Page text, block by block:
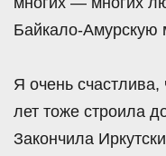
Байкало-Амурскую
Я очень
лет тоже строила
Закончила